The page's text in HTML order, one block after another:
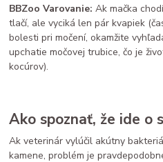
BBZoo Varovanie: Ak mačka
tlačí, ale vyciká len pár kvapiek
bolesti pri močení, okamžite
upchatie močovej trubice, čo je
kocúrov).
Ako spoznať, že ide o
Ak veterinár vylúčil akútny
kamene, problém je